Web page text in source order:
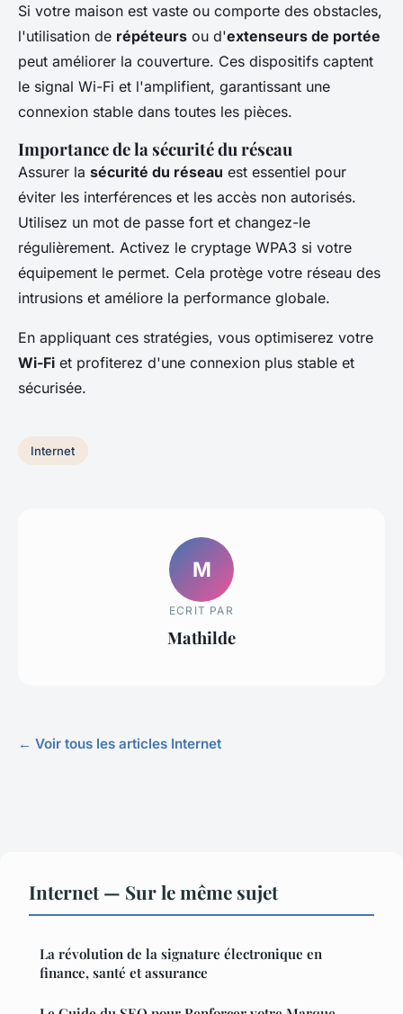
Si votre maison est vaste ou comporte des obstacles,
l'utilisation de répéteurs ou d'extenseurs de portée
peut améliorer la couverture. Ces dispositifs captent
le signal Wi-Fi et l'amplifient, garantissant une
connexion stable dans toutes les pièces.
Importance de la sécurité du réseau
Assurer la sécurité du réseau est essentiel pour
éviter les interférences et les accès non autorisés.
Utilisez un mot de passe fort et changez-le
régulièrement. Activez le cryptage WPA3 si votre
équipement le permet. Cela protège votre réseau des
intrusions et améliore la performance globale.
En appliquant ces stratégies, vous optimiserez votre
Wi-Fi et profiterez d'une connexion plus stable et
sécurisée.
Internet
M
ECRIT PAR
Mathilde
← Voir tous les articles Internet
Internet — Sur le même sujet
La révolution de la signature électronique en
finance, santé et assurance